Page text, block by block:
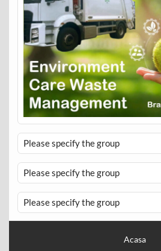
Please specify the group
Please specify the group
Please specify the group
Acasa